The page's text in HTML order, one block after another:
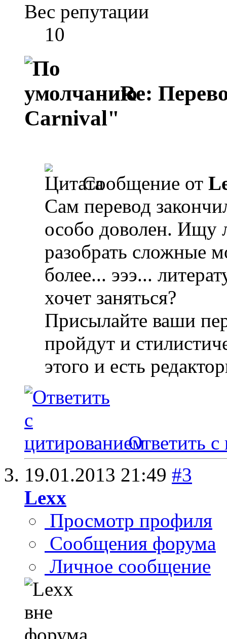
Вес репутации
10
Re:
Carnival"
Сообщение от
Сам перевод
особо доволен.
разобрать сложные
более... эээ...
хочет заняться?
Присылайте ваши
пройдут и
этого и есть
Ответить с
19.01.2013 21:49 #3
Lexx
Просмотр профиля
Сообщения форума
Личное сообщение